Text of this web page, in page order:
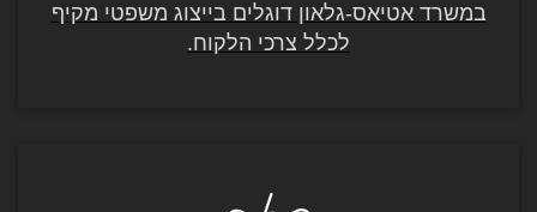
במשרד אטיאס-גלאון דוגלים בייצוג משפטי מקיף
לכלל צרכי הלקוח.